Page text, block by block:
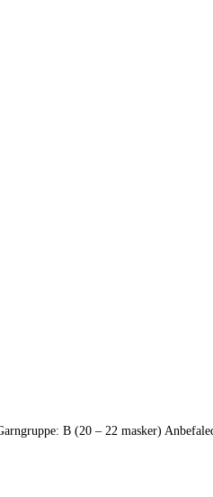
B (20 – 22 masker)